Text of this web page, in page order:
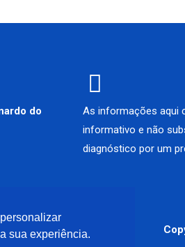
sua experiência.
do
As informações aqui
informativo e não
diagnóstico por um